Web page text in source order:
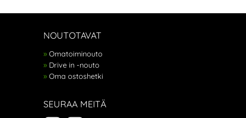
NOUTOTAVAT
Omatoiminouto
Drive in -nouto
Oma ostoshetki
SEURAA MEITÄ